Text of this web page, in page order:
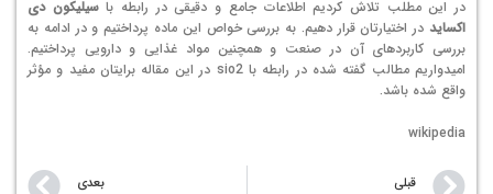
در این مطلب تلاش کردیم اطلاعات جامع و دقیقی در رابطه باسیلیکون دی
اکساید در اختیارتان قرار دهیم. به بررسی خواص این ماده پرداختیم و در ادامه به
بررسی کاربردهای آن در صنعت و همچنین مواد غذایی و دارویی پرداختیم.
امیدواریم مطالب گفته شده در رابطه با sio2 در این مقاله برایتان مفید و مؤثر
واقع شده باشد.
wikipedia
قبلی بعدی